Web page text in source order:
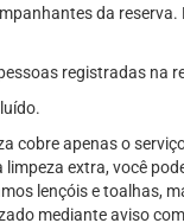
da reserva.
registradas na
cobre apenas o
limpeza extra, você
lençóis e toalhas,
mediante aviso